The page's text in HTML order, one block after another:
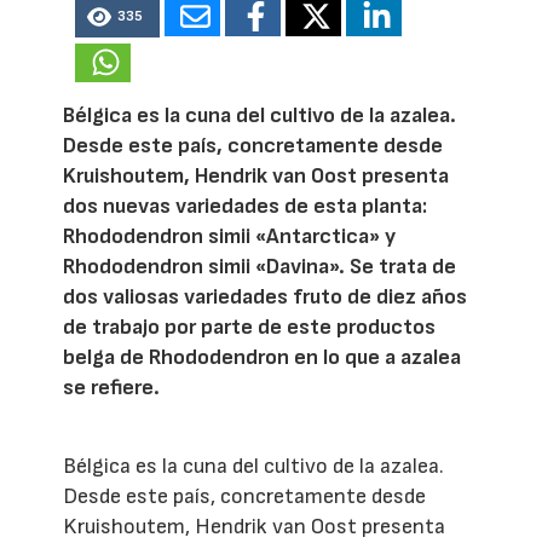
335
Bélgica es la cuna del cultivo de la azalea.
Desde este país, concretamente desde
Kruishoutem, Hendrik van Oost presenta
dos nuevas variedades de esta planta:
Rhododendron simii «Antarctica» y
Rhododendron simii «Davina». Se trata de
dos valiosas variedades fruto de diez años
de trabajo por parte de este productos
belga de Rhododendron en lo que a azalea
se refiere.
Bélgica es la cuna del cultivo de la azalea.
Desde este país, concretamente desde
Kruishoutem, Hendrik van Oost presenta